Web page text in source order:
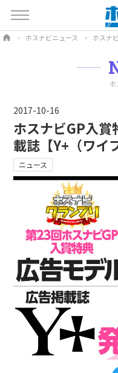
ホスナビニュース ホスナ
ホ
2017-10-16
ホスナビGP入
載誌【Y+（ワイ
ニュース